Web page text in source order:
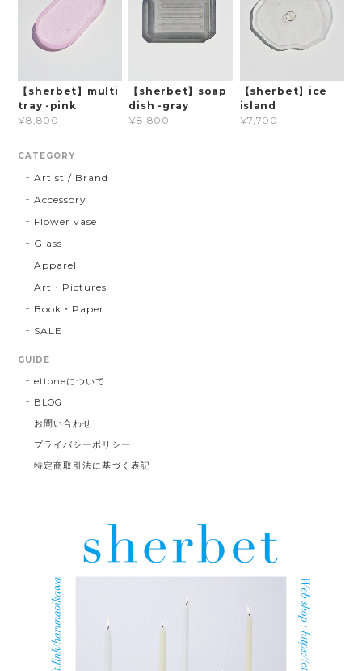
【sherbet】multi
tray -pink
¥8,800
【sherbet】soap
dish -gray
¥8,800
【sherbet】ice
island
¥7,700
CATEGORY
Artist / Brand
Accessory
Flower vase
Glass
Apparel
Art・Pictures
Book・Paper
SALE
GUIDE
ettoneについて
BLOG
お問い合わせ
プライバシーポリシー
特定商取引法に基づく表記